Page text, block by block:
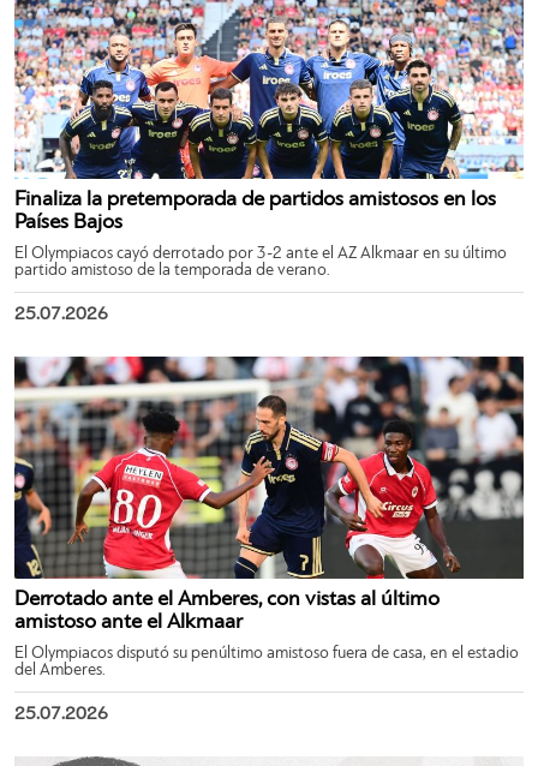
Finaliza la pretemporada de partidos amistosos en los
Países Bajos
El Olympiacos cayó derrotado por 3-2 ante el AZ Alkmaar en su último
partido amistoso de la temporada de verano.
25.07.2026
Derrotado ante el Amberes, con vistas al último
amistoso ante el Alkmaar
El Olympiacos disputó su penúltimo amistoso fuera de casa, en el estadio
del Amberes.
25.07.2026